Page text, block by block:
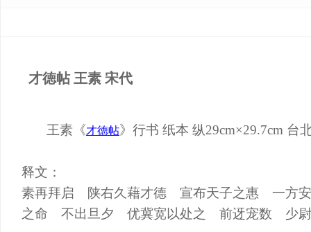
才徳帖 王素 宋代
王素《才徳帖》行书 纸本 纵29cm×29.7cm 台
释文：
素再拜启 陕右久藉才德 宣布天子之惠 一方
之命 不出旦夕 优冀宽以处之 前迓宠数 少